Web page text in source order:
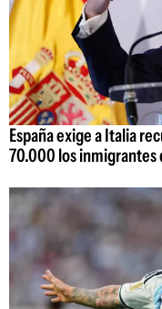
España exige a Italia
70.000 los inmigrantes